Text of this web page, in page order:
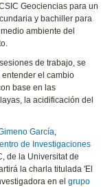
Geociencias para un
y bachiller para
ambiente del
de trabajo, se
el cambio
base en las
la acidificación del
García,
de Investigaciones
de la Universitat de
la charla titulada 'El
en elgrupo